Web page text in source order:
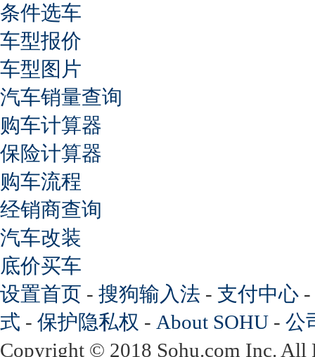
条件选车
车型报价
车型图片
汽车销量查询
购车计算器
保险计算器
购车流程
经销商查询
汽车改装
底价买车
设置首页 - 搜狗输入法 - 支付中心 -
式 - 保护隐私权 - About SOHU - 公
Copyright © 2018 Sohu.com Inc.